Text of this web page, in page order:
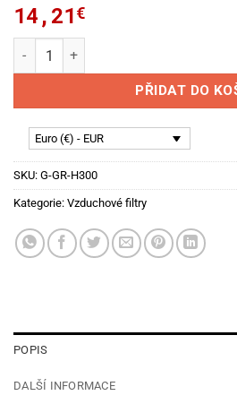
14,21€
GREEN impregnační olej na filtry
PŘIDAT DO
Euro (€) - EUR
SKU: G-GR-H300
Kategorie: Vzduchové filtry
POPIS
DALŠÍ INFORMACE